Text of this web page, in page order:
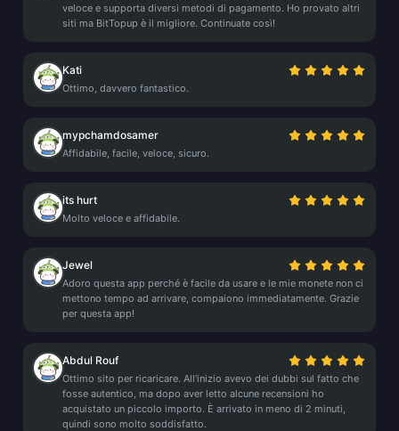
veloce e supporta diversi metodi di pagamento. Ho provato altri
siti ma BitTopup è il migliore. Continuate così!
Kati
Ottimo, davvero fantastico.
mypchamdosamer
Affidabile, facile, veloce, sicuro.
its hurt
Molto veloce e affidabile.
Jewel
Adoro questa app perché è facile da usare e le mie monete non ci
mettono tempo ad arrivare, compaiono immediatamente. Grazie
per questa app!
Abdul Rouf
Ottimo sito per ricaricare. All'inizio avevo dei dubbi sul fatto che
fosse autentico, ma dopo aver letto alcune recensioni ho
acquistato un piccolo importo. È arrivato in meno di 2 minuti,
quindi sono molto soddisfatto.